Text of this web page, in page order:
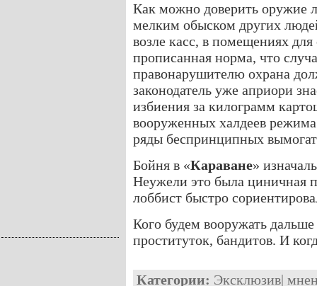
Как можно доверить оружие
мелким обыском других
возле касс, в помещениях
прописанная норма, что
правонарушителю охрана
законодатель уже априори
избиения за килограмм
вооруженных халдеев
ряды беспринципных
Бойня в «Караване»
Неужели это была циничная
лоббист быстро
Кого будем вооружать
проституток, бандитов. И
Категории: Эксклюзив|